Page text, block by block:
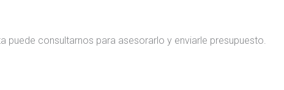
puede consultarnos para asesorarlo y enviarle presupuesto.